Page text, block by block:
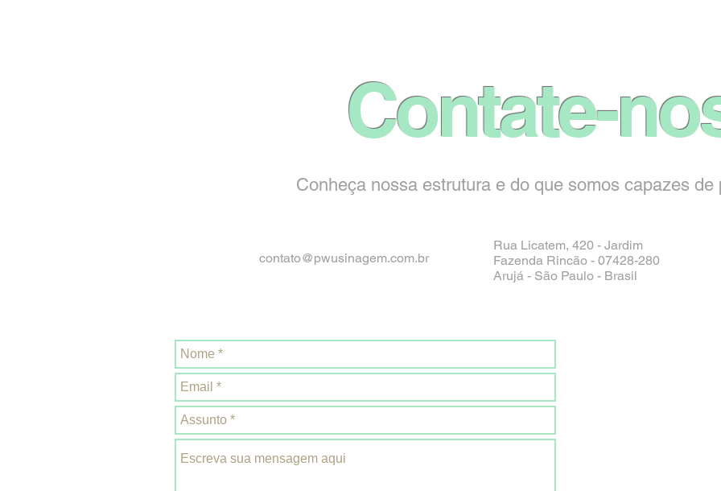
Contate-
Conheça nossa estrutura e do que somos capazes de
contato@pwusinagem.com.br
Rua Licatem, 420 - Jardim
Fazenda Rincão - 07428-280
Arujá - São Paulo - Brasil